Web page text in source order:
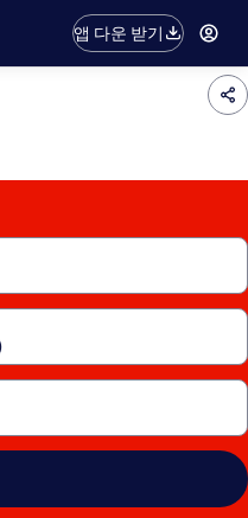
앱 다운 받기